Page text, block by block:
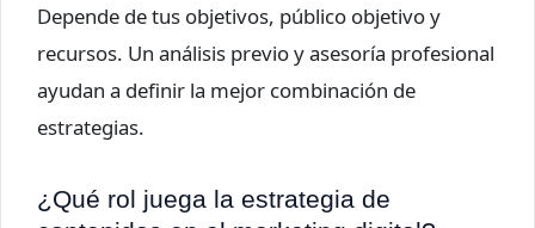
Depende de tus objetivos, público objetivo y
recursos. Un análisis previo y asesoría profesional
ayudan a definir la mejor combinación de
estrategias.
¿Qué rol juega la estrategia de